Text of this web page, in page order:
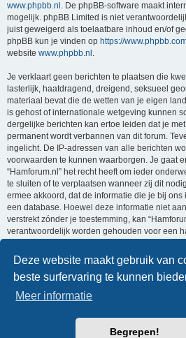
Deze website maakt gebruik van
beste surfervaring te kunnen
Meer informatie
Begrepen!
www.phpbb.nl . De phpBB-software maakt
mogelijk. phpBB Limited is niet
juist geweigerd als toelaatbare inhoud en/of
phpBB kun je vinden op https://
website www.phpbb.nl .
Je verklaart geen berichten te plaatsen die
lasterlijk, haatdragend, dreigend, seksueel
materiaal bevat die de wetten van je eigen
is gehost of internationale wetgeving kunnen
dergelijke berichten kan ertoe leiden dat je
permanent wordt verbannen van dit forum.
ingelicht. De IP-adressen van alle berichten
voorwaarden te kunnen waarborgen. Je gaat
“Hamforum.nl” het recht heeft om ieder
te sluiten of te verplaatsen wanneer zij dit
ermee akkoord, dat de informatie die je bij
een database. Hoewel deze informatie niet
verstrekt zónder je toestemming, kan
verantwoordelijk worden gehouden voor een
phpBB® Forum